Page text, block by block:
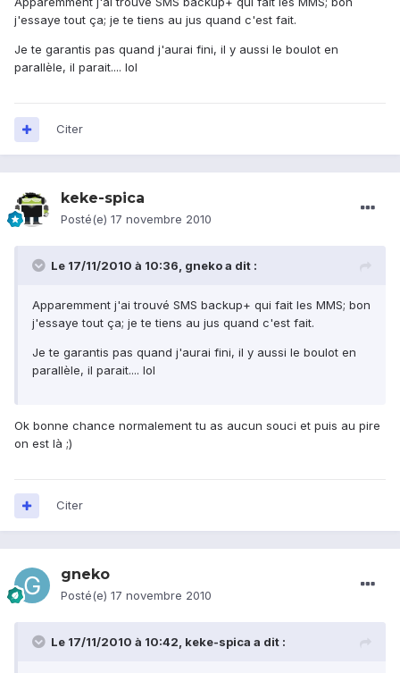
j'essaye tout ça; je te tiens au jus quand c'est fait.
Je te garantis pas quand j'aurai fini, il y aussi le boulot en
parallèle, il parait.... lol
Citer
keke-spica
Posté(e) 17 novembre 2010
Le 17/11/2010 à 10:36, gneko a dit :
Apparemment j'ai trouvé SMS backup+ qui fait les MMS; bon
j'essaye tout ça; je te tiens au jus quand c'est fait.
Je te garantis pas quand j'aurai fini, il y aussi le boulot en
parallèle, il parait.... lol
Ok bonne chance normalement tu as aucun souci et puis au pire
on est là ;)
Citer
gneko
Posté(e) 17 novembre 2010
Le 17/11/2010 à 10:42, keke-spica a dit :